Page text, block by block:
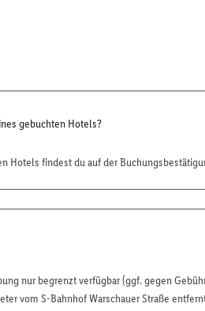
gebuchten Hotels?
Hotels findest du auf der
nur begrenzt verfügbar (ggf. gegen
vom S-Bahnhof Warschauer Straße